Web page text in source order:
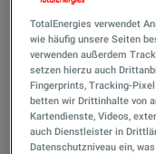
TENAG GmbH
Platter Str.
65193
TotalEnergies verwendet
wie häufig unsere Seiten
verwenden außerdem
setzen hierzu auch
Fingerprints, Tracking-
betten wir Drittinhalte von
Kartendienste, Videos,
auch Dienstleister in
Datenschutzniveau ein,